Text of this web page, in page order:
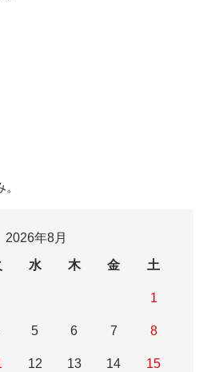
2026年8月
水 木 金 土
1
5 6 7 8
12 13 14 15